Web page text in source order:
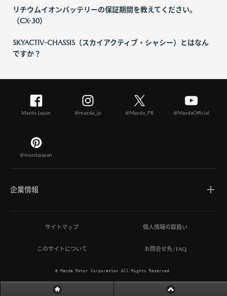
リチウムイオンバッテリーの保証期間を教えてください。
（CX-30）
SKYACTIV-CHASSIS（スカイアクティブ・シャシー）とはなん
ですか？
Mazda Japan @mazda_jp @Mazda_PR @MazdaOfficial
@mazdajapan
企業情報
マツダについて
ひとを想う価値創造
サイトマップ 個人情報の取扱い
このサイトについて お問合せ先/FAQ
© Mazda Motor Corporation All Rights Reserved.